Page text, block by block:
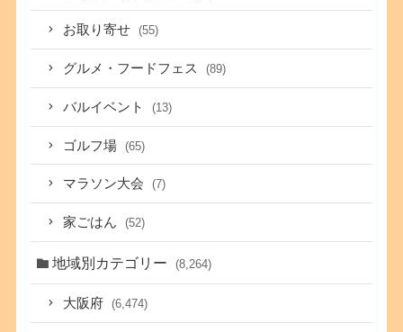
お取り寄せ (55)
グルメ・フードフェス (89)
バルイベント (13)
ゴルフ場 (65)
マラソン大会 (7)
家ごはん (52)
地域別カテゴリー (8,264)
大阪府 (6,474)